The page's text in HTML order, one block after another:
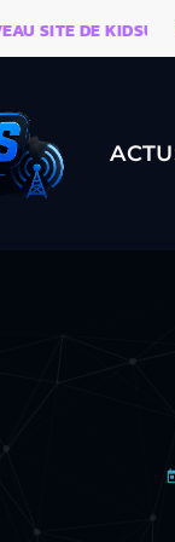
DE KIDSUNE